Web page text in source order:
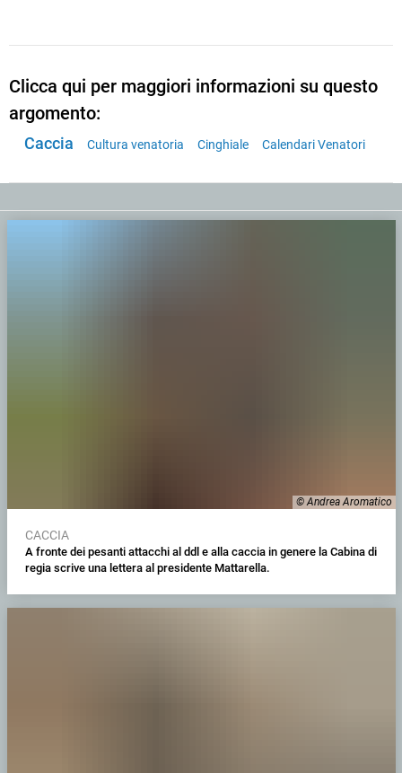
Clicca qui per maggiori informazioni su questo
argomento:
Caccia Cultura venatoria Cinghiale Calendari Venatori
© Andrea Aromatico
CACCIA
A fronte dei pesanti attacchi al ddl e alla caccia in genere la Cabina di
regia scrive una lettera al presidente Mattarella.